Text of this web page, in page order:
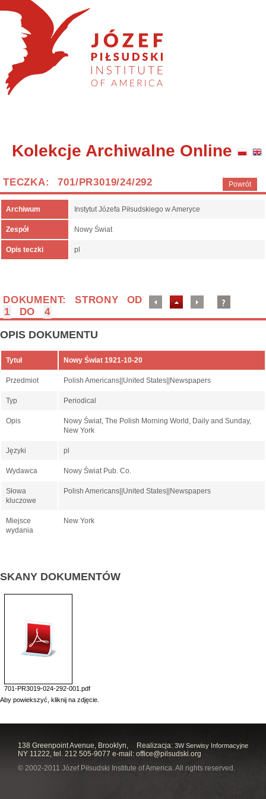
Kolekcje Archiwalne Online
Powrót
TECZKA: 701/PR3019/24/292
Archiwum Instytut Józefa Piłsudskiego w Ameryce
Zespół Nowy Świat
Opis teczki pl
DOKUMENT: STRONY OD
1
DO 4
OPIS DOKUMENTU
Tytuł Nowy Świat 1921-10-20
Przedmiot Polish Americans||United States||Newspapers
Typ Periodical
Opis
Nowy Świat, The Polish Morning World, Daily and Sunday,
New York
Języki pl
Wydawca Nowy Świat Pub. Co.
Słowa
kluczowe
Polish Americans||United States||Newspapers
Miejsce
wydania
New York
SKANY DOKUMENTÓW
701-PR3019-024-292-001.pdf
Aby powiekszyć, kliknij na zdjęcie.
Realizacja: 3W Serwisy Informacyjne
138 Greenpoint Avenue, Brooklyn,
NY 11222, tel. 212 505-9077 e-mail: office@pilsudski.org
© 2002-2011 Józef Piłsudski Institute of America. All rights reserved.